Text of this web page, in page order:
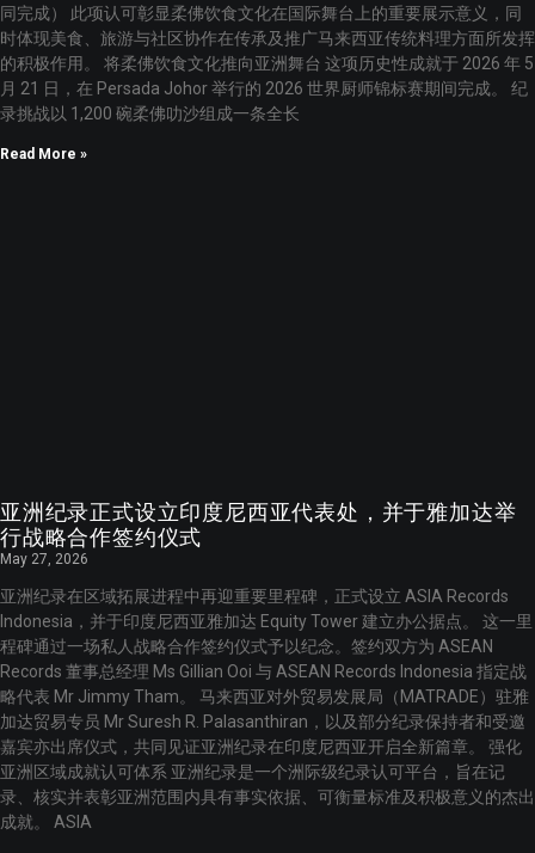
同完成） 此项认可彰显柔佛饮食文化在国际舞台上的重要展示意义，同
时体现美食、旅游与社区协作在传承及推广马来西亚传统料理方面所发挥
的积极作用。 将柔佛饮食文化推向亚洲舞台 这项历史性成就于 2026 年 5
月 21 日，在 Persada Johor 举行的 2026 世界厨师锦标赛期间完成。 纪
录挑战以 1,200 碗柔佛叻沙组成一条全长
Read More »
亚洲纪录正式设立印度尼西亚代表处，并于雅加达举
行战略合作签约仪式
May 27, 2026
亚洲纪录在区域拓展进程中再迎重要里程碑，正式设立 ASIA Records
Indonesia，并于印度尼西亚雅加达 Equity Tower 建立办公据点。 这一里
程碑通过一场私人战略合作签约仪式予以纪念。签约双方为 ASEAN
Records 董事总经理 Ms Gillian Ooi 与 ASEAN Records Indonesia 指定战
略代表 Mr Jimmy Tham。 马来西亚对外贸易发展局（MATRADE）驻雅
加达贸易专员 Mr Suresh R. Palasanthiran，以及部分纪录保持者和受邀
嘉宾亦出席仪式，共同见证亚洲纪录在印度尼西亚开启全新篇章。 强化
亚洲区域成就认可体系 亚洲纪录是一个洲际级纪录认可平台，旨在记
录、核实并表彰亚洲范围内具有事实依据、可衡量标准及积极意义的杰出
成就。 ASIA